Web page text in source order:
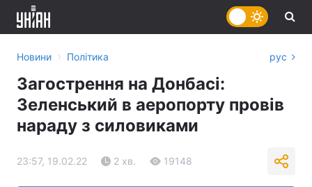
Новини › Політика рус
Загострення на Донбасі:
Зеленський в аеропорту провів
нараду з силовиками
23:57, 19.02.22 2 хв. 19148